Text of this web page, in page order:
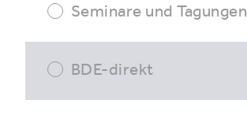
Seminare und Tagungen
BDE-direkt